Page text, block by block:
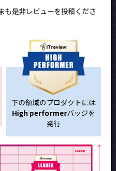
是非レビューを投稿くださ
下の領域のプロダクトには
High performerバッジを
発行